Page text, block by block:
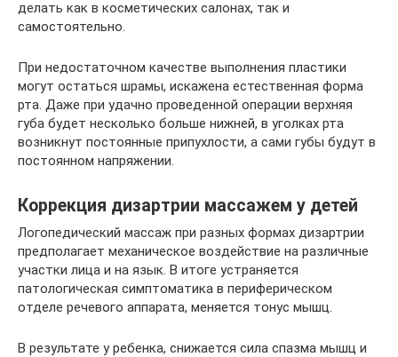
делать как в косметических салонах, так и
самостоятельно.
При недостаточном качестве выполнения пластики
могут остаться шрамы, искажена естественная форма
рта. Даже при удачно проведенной операции верхняя
губа будет несколько больше нижней, в уголках рта
возникнут постоянные припухлости, а сами губы будут в
постоянном напряжении.
Коррекция дизартрии массажем у детей
Логопедический массаж при разных формах дизартрии
предполагает механическое воздействие на различные
участки лица и на язык. В итоге устраняется
патологическая симптоматика в периферическом
отделе речевого аппарата, меняется тонус мышц.
В результате у ребенка, снижается сила спазма мышц и